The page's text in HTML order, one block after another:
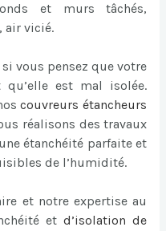
et murs tâchés,
air vicié.
vous pensez que votre
qu’elle est mal isolée.
couvreurs étancheurs
réalisons des travaux
étanchéité parfaite et
de l’humidité.
et notre expertise au
etd’isolation de